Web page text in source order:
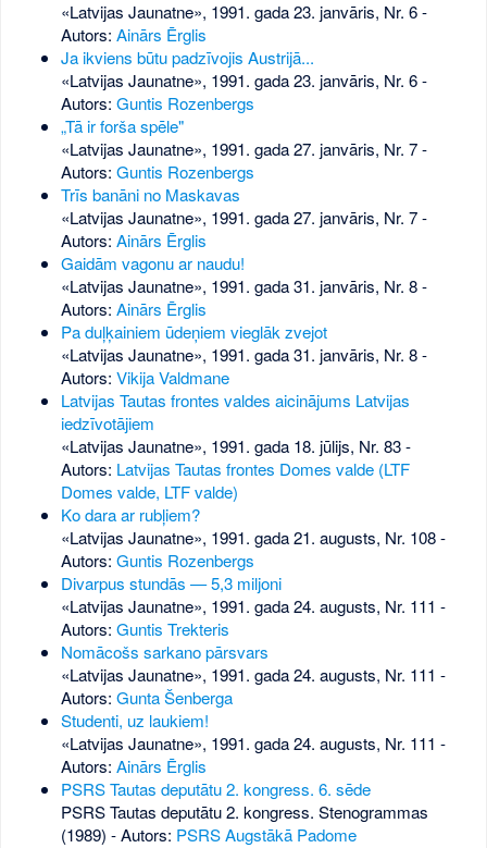
«Latvijas Jaunatne», 1991. gada 23. janvāris, Nr. 6-
Autors: Ainārs Ērglis
Ja ikviens būtu padzīvojis Austrijā...
«Latvijas Jaunatne», 1991. gada 23. janvāris, Nr. 6-
Autors: Guntis Rozenbergs
„Tā ir forša spēle"
«Latvijas Jaunatne», 1991. gada 27. janvāris, Nr. 7-
Autors: Guntis Rozenbergs
Trīs banāni no Maskavas
«Latvijas Jaunatne», 1991. gada 27. janvāris, Nr. 7-
Autors: Ainārs Ērglis
Gaidām vagonu ar naudu!
«Latvijas Jaunatne», 1991. gada 31. janvāris, Nr. 8-
Autors: Ainārs Ērglis
Pa duļķainiem ūdeņiem vieglāk zvejot
«Latvijas Jaunatne», 1991. gada 31. janvāris, Nr. 8-
Autors: Vikija Valdmane
Latvijas Tautas frontes valdes aicinājums Latvijas
iedzīvotājiem
«Latvijas Jaunatne», 1991. gada 18. jūlijs, Nr. 83-
Autors: Latvijas Tautas frontes Domes valde (LTF
Domes valde, LTF valde)
Ko dara ar rubļiem?
«Latvijas Jaunatne», 1991. gada 21. augusts, Nr. 108-
Autors: Guntis Rozenbergs
Divarpus stundās — 5,3 miljoni
«Latvijas Jaunatne», 1991. gada 24. augusts, Nr. 111 -
Autors: Guntis Trekteris
Nomācošs sarkano pārsvars
«Latvijas Jaunatne», 1991. gada 24. augusts, Nr. 111 -
Autors: Gunta Šenberga
Studenti, uz laukiem!
«Latvijas Jaunatne», 1991. gada 24. augusts, Nr. 111 -
Autors: Ainārs Ērglis
PSRS Tautas deputātu 2. kongress. 6. sēde
PSRS Tautas deputātu 2. kongress. Stenogrammas
(1989) - Autors: PSRS Augstākā Padome